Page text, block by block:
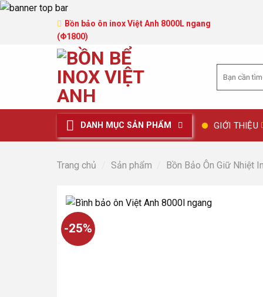
Bồn bảo ôn inox Việt Anh 8000L ngang
(Φ1800)
kiếm:
DANH MỤC SẢN PHẨM GIỚI THIỆU
Trang chủ Sản phẩm Bồn Bảo Ôn Giữ Nhiệt
-25%